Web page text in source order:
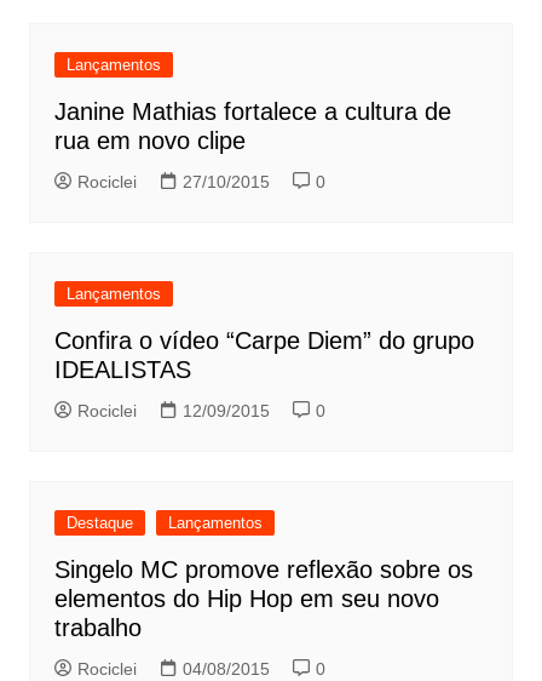
Lançamentos
Janine Mathias fortalece a cultura de
rua em novo clipe
Rociclei 27/10/2015 0
Lançamentos
Confira o vídeo “Carpe Diem” do grupo
IDEALISTAS
Rociclei 12/09/2015 0
Destaque Lançamentos
Singelo MC promove reflexão sobre os
elementos do Hip Hop em seu novo
trabalho
Rociclei 04/08/2015 0